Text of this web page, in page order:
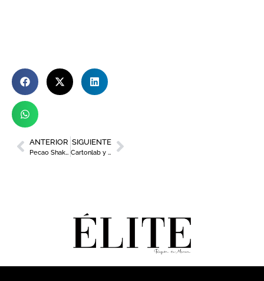
ANTERIOR
Pecao Shake & Coffee, un lugar que te invita a pecar
SIGUIENTE
Cartonlab y Studio Animal diseñan una tienda de cartón en Nueva York